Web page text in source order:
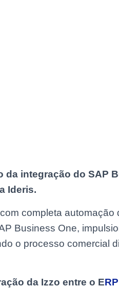
da integração do SAP
Ideris.
completa
Business One,
o processo comercial
da Izzo entre o E